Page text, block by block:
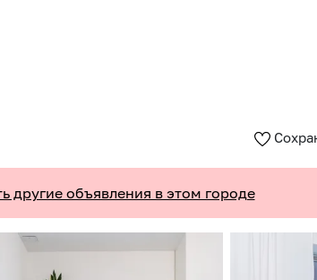
другие объявления в этом городе